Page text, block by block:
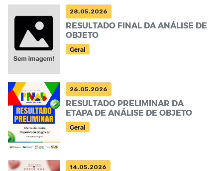
28.05.2026
RESULTADO FINAL DA ANÁLISE DE
OBJETO
Geral
26.05.2026
RESULTADO PRELIMINAR DA
ETAPA DE ANÁLISE DE OBJETO
Geral
14.05.2026